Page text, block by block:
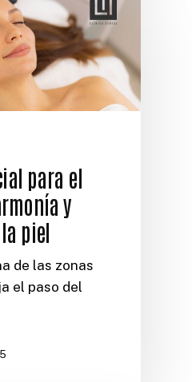
para el
y
piel
de las zonas
el paso del